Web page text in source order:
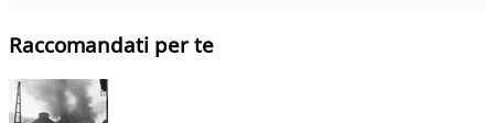
Raccomandati per te